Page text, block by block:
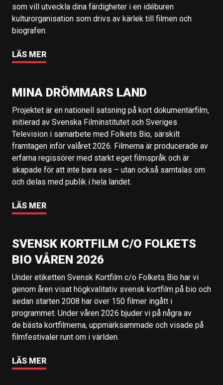
som vill utveckla dina färdigheter i en idéburen
kulturorganisation som drivs av kärlek till filmen och
biografen.
LÄS MER
MINA DRÖMMARS LAND
Projektet är en nationell satsning på kort dokumentärfilm,
initierad av Svenska Filminstitutet och Sveriges
Television i samarbete med Folkets Bio, särskilt
framtagen inför valåret 2026. Filmerna är producerade av
erfarna regissörer med starkt eget filmspråk och är
skapade för att inte bara ses – utan också samtalas om
och delas med publik i hela landet.
LÄS MER
SVENSK KORTFILM C/O FOLKETS
BIO VÅREN 2026
Under etiketten Svensk Kortfilm c/o Folkets Bio har vi
genom åren visat högkvalitativ svensk kortfilm på bio och
sedan starten 2008 har över 150 filmer ingått i
programmet. Under våren 2026 bjuder vi på några av
de bästa kortfilmerna, uppmärksammade och visade på
filmfestivaler runt om i världen.
LÄS MER